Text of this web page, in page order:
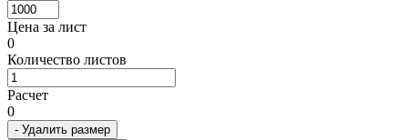
Цена за лист
0
Количество листов
Расчет
0
- Удалить размер